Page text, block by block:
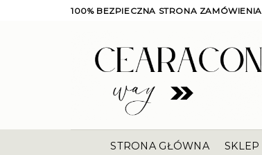
100% BEZPIECZNA STRONA ZAMÓWIENIA
STRONA GŁÓWNA SKLEP